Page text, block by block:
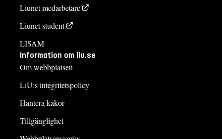
Liunet medarbetare
Liunet student
LISAM
Information om liu.se
Om webbplatsen
LiU:s integritetspolicy
Hantera kakor
Tillgänglighet